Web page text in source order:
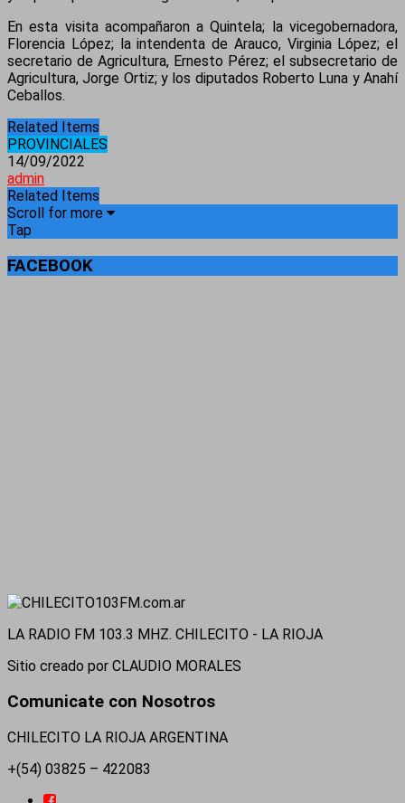
En esta visita acompañaron a Quintela; la vicegobernadora,
Florencia López; la intendenta de Arauco, Virginia López; el
secretario de Agricultura, Ernesto Pérez; el subsecretario de
Agricultura, Jorge Ortiz; y los diputados Roberto Luna y Anahí
Ceballos.
Related Items
PROVINCIALES
14/09/2022
admin
Related Items
Scroll for more
Tap
FACEBOOK
LA RADIO FM 103.3 MHZ. CHILECITO - LA RIOJA
Sitio creado por CLAUDIO MORALES
Comunicate con Nosotros
CHILECITO LA RIOJA ARGENTINA
+(54) 03825 – 422083